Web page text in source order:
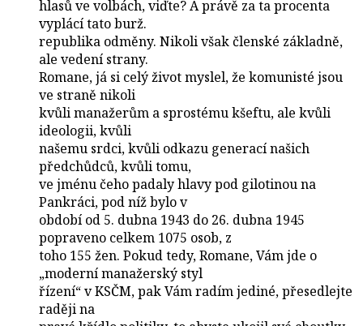
hlasů ve volbách, viďte? A právě za ta procenta
vyplácí tato burž.
republika odměny. Nikoli však členské základně,
ale vedení strany.
Romane, já si celý život myslel, že komunisté jsou
ve straně nikoli
kvůli manažerům a sprostému kšeftu, ale kvůli
ideologii, kvůli
našemu srdci, kvůli odkazu generací našich
předchůdců, kvůli tomu,
ve jménu čeho padaly hlavy pod gilotinou na
Pankráci, pod níž bylo v
období od 5. dubna 1943 do 26. dubna 1945
popraveno celkem 1075 osob, z
toho 155 žen. Pokud tedy, Romane, Vám jde o
„moderní manažerský styl
řízení“ v KSČM, pak Vám radím jediné, přesedlejte
raději na